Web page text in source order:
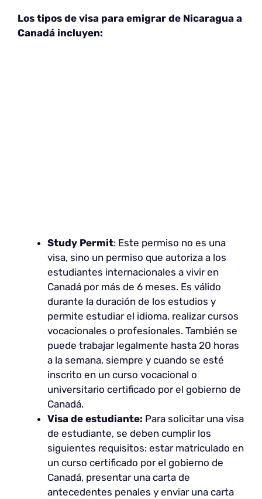
Los tipos de visa para emigrar de Nicaragua a
Canadá incluyen:
Study Permit: Este permiso no es una
visa, sino un permiso que autoriza a los
estudiantes internacionales a vivir en
Canadá por más de 6 meses. Es válido
durante la duración de los estudios y
permite estudiar el idioma, realizar cursos
vocacionales o profesionales. También se
puede trabajar legalmente hasta 20 horas
a la semana, siempre y cuando se esté
inscrito en un curso vocacional o
universitario certificado por el gobierno de
Canadá.
Visa de estudiante: Para solicitar una visa
de estudiante, se deben cumplir los
siguientes requisitos: estar matriculado en
un curso certificado por el gobierno de
Canadá, presentar una carta de
antecedentes penales y enviar una carta